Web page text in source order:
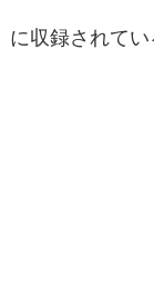
に収録されてい